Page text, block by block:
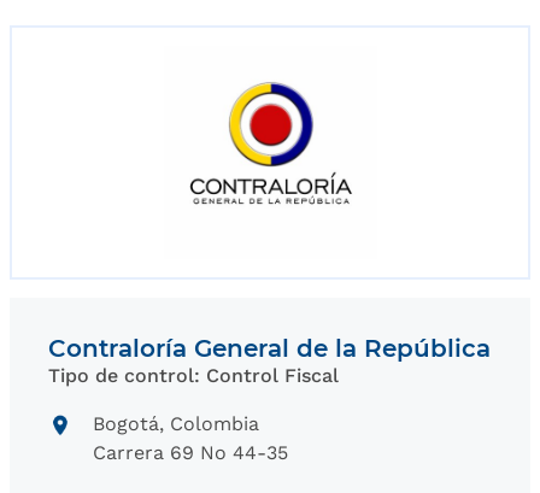
Contraloría General de la República
Tipo de control: Control Fiscal
Bogotá, Colombia
Carrera 69 No 44-35